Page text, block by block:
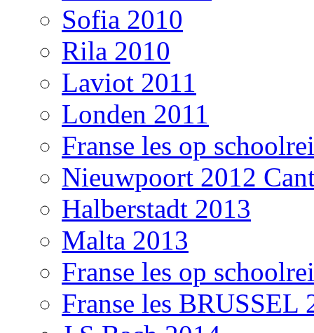
Sofia 2010
Rila 2010
Laviot 2011
Londen 2011
Franse les op
Nieuwpoort 2012
Halberstadt 2013
Malta 2013
Franse les op
Franse les BRUSSEL